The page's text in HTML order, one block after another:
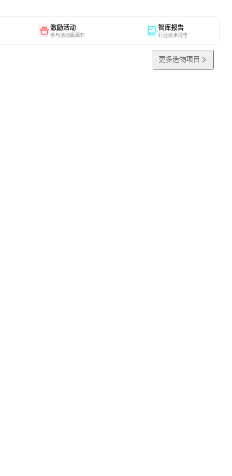
激励活动
参与活动赢源石
智库报告
行业技术报告
更多造物项目